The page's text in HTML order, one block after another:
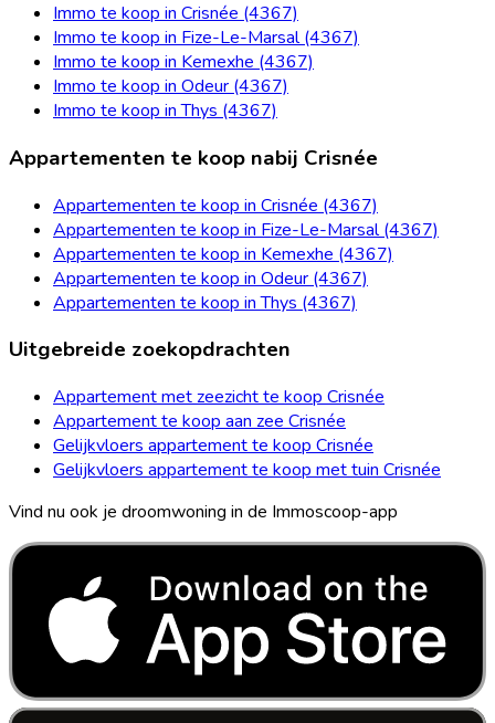
Immo te koop in Crisnée (4367)
Immo te koop in Fize-Le-Marsal (4367)
Immo te koop in Kemexhe (4367)
Immo te koop in Odeur (4367)
Immo te koop in Thys (4367)
Appartementen te koop nabij Crisnée
Appartementen te koop in Crisnée (4367)
Appartementen te koop in Fize-Le-Marsal (4367)
Appartementen te koop in Kemexhe (4367)
Appartementen te koop in Odeur (4367)
Appartementen te koop in Thys (4367)
Uitgebreide zoekopdrachten
Appartement met zeezicht te koop Crisnée
Appartement te koop aan zee Crisnée
Gelijkvloers appartement te koop Crisnée
Gelijkvloers appartement te koop met tuin Crisnée
Vind nu ook je droomwoning in de Immoscoop-app